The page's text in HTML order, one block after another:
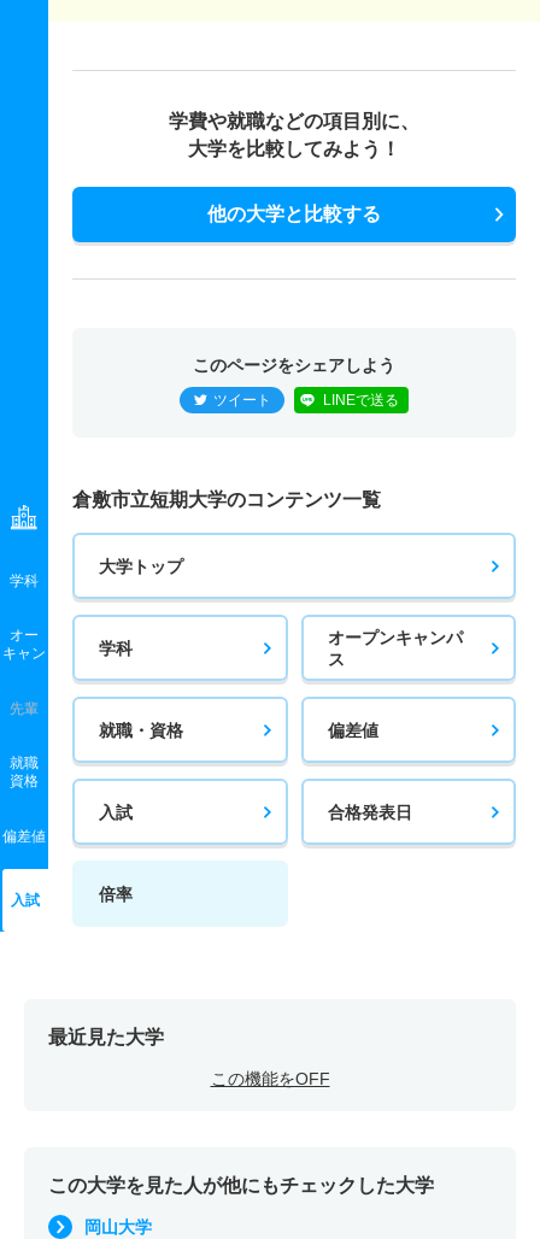
学科
オー
キャン
先輩
就職
資格
偏差値
入試
学費や就職などの項目別に、
大学を比較してみよう！
他の大学と比較する
このページをシェアしよう
ツイート LINEで送る
倉敷市立短期大学のコンテンツ一覧
大学トップ
学科
オープンキャンパ
ス
就職・資格 偏差値
入試 合格発表日
倍率
最近見た大学
この機能をOFF
この大学を見た人が他にもチェックした大学
岡山大学